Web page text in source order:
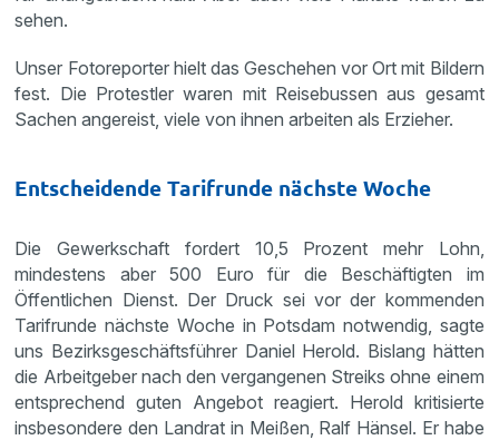
sehen.
Unser Fotoreporter hielt das Geschehen vor Ort mit Bildern
fest. Die Protestler waren mit Reisebussen aus gesamt
Sachen angereist, viele von ihnen arbeiten als Erzieher.
Entscheidende Tarifrunde nächste Woche
Die Gewerkschaft fordert 10,5 Prozent mehr Lohn,
mindestens aber 500 Euro für die Beschäftigten im
Öffentlichen Dienst. Der Druck sei vor der kommenden
Tarifrunde nächste Woche in Potsdam notwendig, sagte
uns Bezirksgeschäftsführer Daniel Herold. Bislang hätten
die Arbeitgeber nach den vergangenen Streiks ohne einem
entsprechend guten Angebot reagiert. Herold kritisierte
insbesondere den Landrat in Meißen, Ralf Hänsel. Er habe